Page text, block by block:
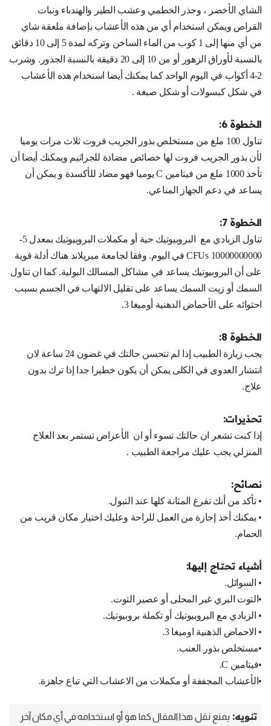
الشاي الأخضر ، وجذر الخطمي وعشب الطير والهندباء ونبات
القراص ويمكن استخدام أي من هذه الأعشاب بإضافة ملعقة شاي
من أي منها إلى 1 كوب من الماء الساخن وتركه لمدة 5 إلى 10 دقائق
بالنسبة لأوراق الزهور أو من 10 إلى 20 دقيقة بالنسبة الجذور. وشرب
2-4 أكواب في اليوم الواحد كما يمكنك أيضا استخدام هذه الأعشاب
في شكل كبسولات أو شكل صبغة .
الخطوة 6:
تناول 100 ملغ من مستخلص بذور الجريب فروت ثلاث مرات يوميا
لأن بذور الجريب فروت لها خصائص مضادة للجراثيم ويمكنك أيضا أن
تأخذ 1000 ملغ من فيتامين C يوميا فهو مضاد للأكسدة و يمكن أن
يساعد في دعم الجهاز المناعي.
الخطوة 7:
تناول الزبادي مع البروبيوتيك حية أو مكملات البروبيوتيك بمعدل 5-
10000000000 CFUs في اليوم. وفقا لجامعة ميريلاند هناك أدلة قوية
على أن البروبيوتيك يساعد في مشاكل المسالك البولية. كما ان تناول
السمك أو زيت السمك يساعد على تقليل الالتهاب في الجسم بسبب
احتوائه على الأحماض الدهنية أوميغا 3.
الخطوة 8:
يجب زيارة الطبيب إذا لم تتحسن حالتك في غضون 24 ساعة لان
انتشار العدوى في الكلى يمكن أن يكون خطيرا جدا إذا ترك بدون
علاج.
تحذيرات:
إذا كنت تشعر ان حالتك تسوء أو ان الأعراض تستمر بعد العلاج
المنزلي يجب عليك مراجعة الطبيب .
نصائح:
• تأكد من أنك تفرغ المثانة كلها عند التبول.
• يمكنك أخذ إجازة من العمل للراحة وعليك اختيار مكان قريب من
الحمام.
أشياء تحتاج إليها:
• السوائل.
•التوت البري غير المحلى أو عصير التوت.
• الزبادي مع البروبيوتيك أو تكملة بروبيوتيك.
• الاحماض الذهنية اوميغا 3.
•مستخلص بذور العنب.
•فيتامين C.
•الأعشاب المجففة أو مكملات من الاعشاب التي تباع جاهزة.
تنويه: يمنع نقل هذا المقال كما هو أو استخدامه في أي مكان آخر